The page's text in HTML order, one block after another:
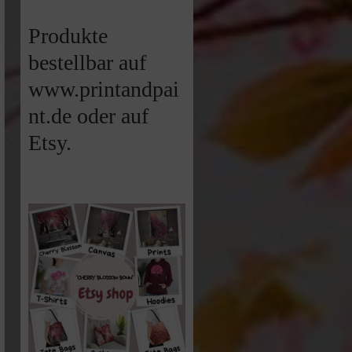
Produkte
bestellbar auf
www.printandpai
nt.de oder auf
Etsy.